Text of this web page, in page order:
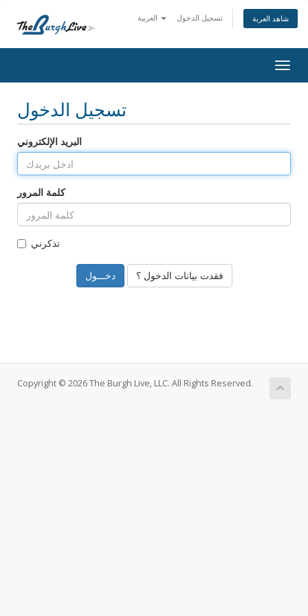
تسجيل الدخول شاهد العربة
تسجيل الدخول
البريد الإلكتروني
كلمة المرور
تذكرني
فقدت بيانات الدخول ؟
Copyright © 2026 The Burgh Live, LLC. All Rights Reserved.